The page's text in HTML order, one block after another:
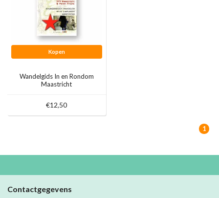
Kopen
Wandelgids In en Rondom
Maastricht
€12,50
1
Contactgegevens